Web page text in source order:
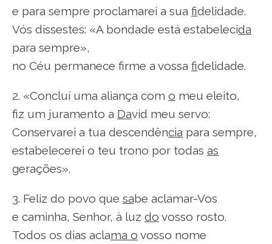
e para sempre proclamarei a sua fidelidade.
Vós dissestes: «A bondade está estabelecida
para sempre»,
no Céu permanece firme a vossa fidelidade.
2. «Concluí uma aliança com o meu eleito,
fiz um juramento a David meu servo:
Conservarei a tua descendência para sempre,
estabelecerei o teu trono por todas as
gerações».
3. Feliz do povo que sabe aclamar-Vos
e caminha, Senhor, à luz do vosso rosto.
Todos os dias aclama o vosso nome